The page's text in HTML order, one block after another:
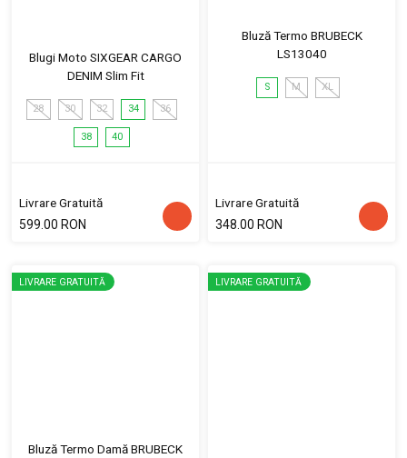
Blugi Moto SIXGEAR CARGO
DENIM Slim Fit
28 30 32 34 36
38 40
Livrare Gratuită
599.00 RON
Bluză Termo BRUBECK
LS13040
S M XL
Livrare Gratuită
348.00 RON
LIVRARE GRATUITĂ
Bluză Termo Damă BRUBECK
LIVRARE GRATUITĂ